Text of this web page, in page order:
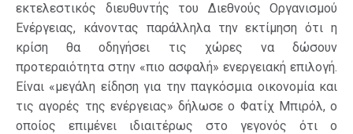
εκτελεστικός διευθυντής του Διεθνούς Οργανισμού
Ενέργειας, κάνοντας παράλληλα την εκτίμηση ότι η
κρίση θα οδηγήσει τις χώρες να δώσουν
προτεραιότητα στην «πιο ασφαλή» ενεργειακή επιλογή.
Είναι «μεγάλη είδηση για την παγκόσμια οικονομία και
τις αγορές της ενέργειας» δήλωσε ο Φατίχ Μπιρόλ, ο
οποίος επιμένει ιδιαιτέρως στο γεγονός ότι ο